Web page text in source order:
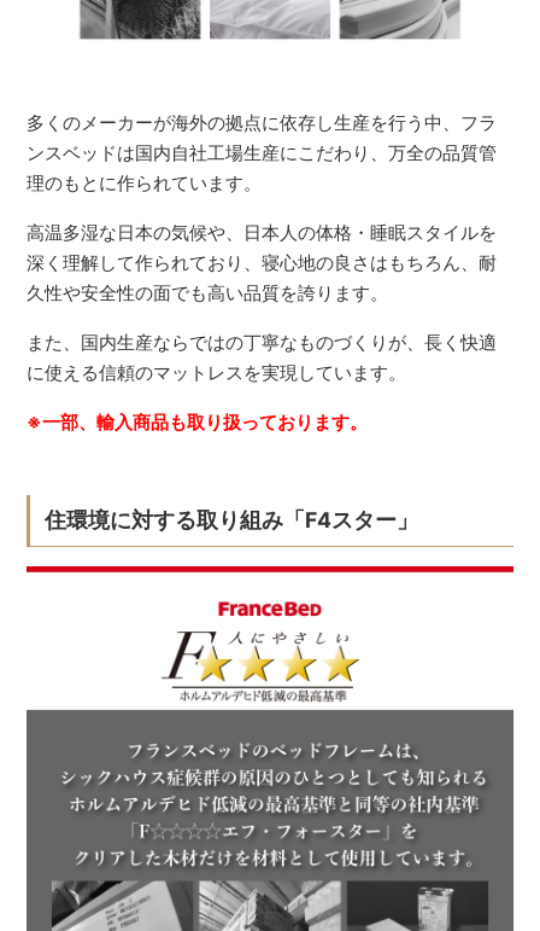
多くのメーカーが海外の拠点に依存し生産を行う中、フラ
ンスベッドは国内自社工場生産にこだわり、万全の品質管
理のもとに作られています。
高温多湿な日本の気候や、日本人の体格・睡眠スタイルを
深く理解して作られており、寝心地の良さはもちろん、耐
久性や安全性の面でも高い品質を誇ります。
また、国内生産ならではの丁寧なものづくりが、長く快適
に使える信頼のマットレスを実現しています。
※一部、輸入商品も取り扱っております。
住環境に対する取り組み「F4スター」